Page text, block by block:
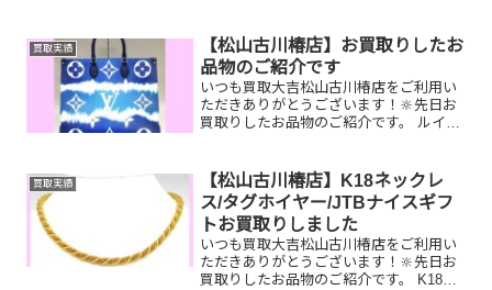
物はございませんか？ぜひ買取大吉松山
古川椿店にお査...
買取実績
【松山古川椿店】お買取りしたお
品物のご紹介です
いつも買取大吉松山古川椿店をご利用い
ただきありがとうございます！🔆先日お
買取りしたお品物のご紹介です。 ルイヴ
ございませんか？そのお品物ぜひ！買取
大吉松山古川椿店...
買取実績
【松山古川椿店】K18ネックレ
ス/タグホイヤー/JTBナイスギフ
トお買取りしました
いつも買取大吉松山古川椿店をご利用い
ただきありがとうございます！🔆先日お
買取りしたお品物のご紹介です。 K18ネ